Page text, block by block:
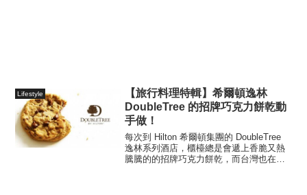
Lifestyle
【旅行料理特輯】希爾頓逸林
DoubleTree 的招牌巧克力餅乾動
手做！
每次到 Hilton 希爾頓集團的 DoubleTree
逸林系列酒店，櫃檯總是會遞上香脆又熱
騰騰的的招牌巧克力餅乾，而台灣也在